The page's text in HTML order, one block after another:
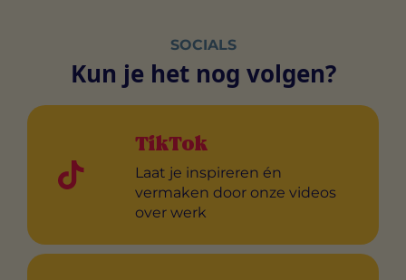
SOCIALS
Kun je het nog volgen?
TikTok
Laat je inspireren én
vermaken door onze videos
over werk